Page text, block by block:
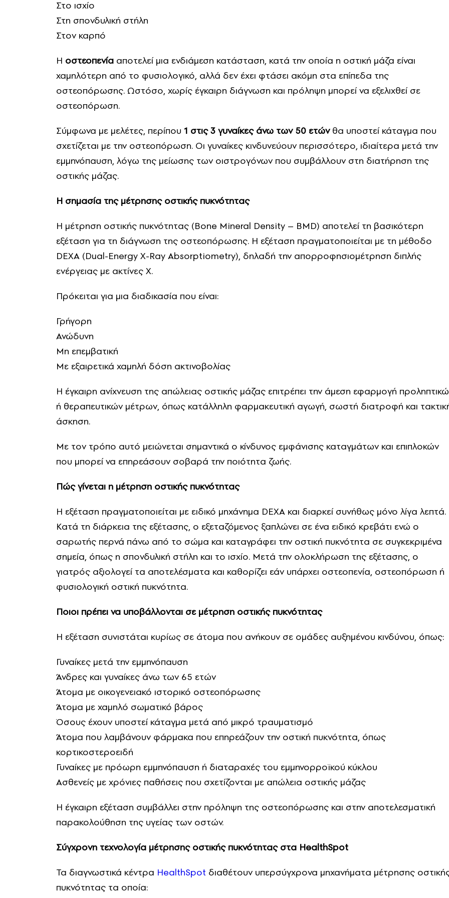
Στο ισχίο
Στη σπονδυλική στήλη
Στον καρπό
Η οστεοπενία αποτελεί μια ενδιάμεση κατάσταση, κατά την οποία η οστική μάζα είναι
χαμηλότερη από το φυσιολογικό, αλλά δεν έχει φτάσει ακόμη στα επίπεδα της
οστεοπόρωσης. Ωστόσο, χωρίς έγκαιρη διάγνωση και πρόληψη μπορεί να εξελιχθεί σε
οστεοπόρωση.
Σύμφωνα με μελέτες, περίπου 1 στις 3 γυναίκες άνω των 50 ετώνθα υποστεί κάταγμα που
σχετίζεται με την οστεοπόρωση. Οι γυναίκες κινδυνεύουν περισσότερο, ιδιαίτερα μετά την
εμμηνόπαυση, λόγω της μείωσης των οιστρογόνων που συμβάλλουν στη διατήρηση της
οστικής μάζας.
Η σημασία της μέτρησης οστικής πυκνότητας
Η μέτρηση οστικής πυκνότητας (Bone Mineral Density – BMD) αποτελεί τη βασικότερη
εξέταση για τη διάγνωση της οστεοπόρωσης. Η εξέταση πραγματοποιείται με τη μέθοδο
DEXA (Dual-Energy X-Ray Absorptiometry), δηλαδή την απορροφησιομέτρηση διπλής
ενέργειας με ακτίνες Χ.
Πρόκειται για μια διαδικασία που είναι:
Γρήγορη
Ανώδυνη
Μη επεμβατική
Με εξαιρετικά χαμηλή δόση ακτινοβολίας
Η έγκαιρη ανίχνευση της απώλειας οστικής μάζας επιτρέπει την άμεση εφαρμογή
ή θεραπευτικών μέτρων, όπως κατάλληλη φαρμακευτική αγωγή, σωστή διατροφή και
άσκηση.
Με τον τρόπο αυτό μειώνεται σημαντικά ο κίνδυνος εμφάνισης καταγμάτων και επιπλοκών
που μπορεί να επηρεάσουν σοβαρά την ποιότητα ζωής.
Πώς γίνεται η μέτρηση οστικής πυκνότητας
Η εξέταση πραγματοποιείται με ειδικό μηχάνημα DEXA και διαρκεί συνήθως μόνο λίγα λεπτά.
Κατά τη διάρκεια της εξέτασης, ο εξεταζόμενος ξαπλώνει σε ένα ειδικό κρεβάτι ενώ ο
σαρωτής περνά πάνω από το σώμα και καταγράφει την οστική πυκνότητα σε συγκεκριμένα
σημεία, όπως η σπονδυλική στήλη και το ισχίο. Μετά την ολοκλήρωση της εξέτασης, ο
γιατρός αξιολογεί τα αποτελέσματα και καθορίζει εάν υπάρχει οστεοπενία, οστεοπόρωση ή
φυσιολογική οστική πυκνότητα.
Ποιοι πρέπει να υποβάλλονται σε μέτρηση οστικής πυκνότητας
Η εξέταση συνιστάται κυρίως σε άτομα που ανήκουν σε ομάδες αυξημένου κινδύνου, όπως:
Γυναίκες μετά την εμμηνόπαυση
Άνδρες και γυναίκες άνω των 65 ετών
Άτομα με οικογενειακό ιστορικό οστεοπόρωσης
Άτομα με χαμηλό σωματικό βάρος
Όσους έχουν υποστεί κάταγμα μετά από μικρό τραυματισμό
Άτομα που λαμβάνουν φάρμακα που επηρεάζουν την οστική πυκνότητα, όπως
κορτικοστεροειδή
Γυναίκες με πρόωρη εμμηνόπαυση ή διαταραχές του εμμηνορροϊκού κύκλου
Ασθενείς με χρόνιες παθήσεις που σχετίζονται με απώλεια οστικής μάζας
Η έγκαιρη εξέταση συμβάλλει στην πρόληψη της οστεοπόρωσης και στην αποτελεσματική
παρακολούθηση της υγείας των οστών.
Σύγχρονη τεχνολογία μέτρησης οστικής πυκνότητας στα HealthSpot
Τα διαγνωστικά κέντρα HealthSpot διαθέτουν υπερσύγχρονα μηχανήματα μέτρησης
πυκνότητας τα οποία: